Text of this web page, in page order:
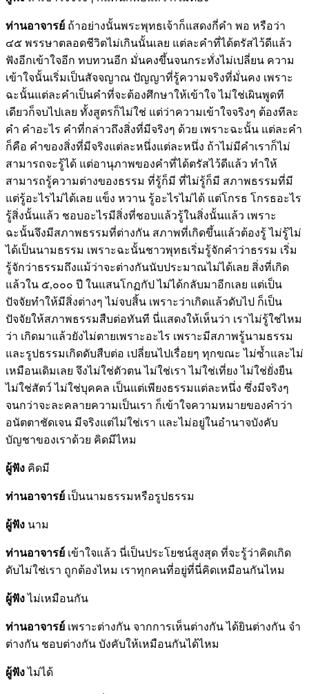
ท่านอาจารย์ ถ้าอย่างนั้นพระพุทธเจ้าก็แสดงกี่คำ พอ หรือว่า
๔๕ พรรษาตลอดชีวิตไม่เกินนั้นเลย แต่ละคำที่ได้ตรัสไว้ดีแล้ว
ฟังอีกเข้าใจอีก ทบทวนอีก มั่นคงขึ้นจนกระทั่งไม่เปลี่ยน ความ
เข้าใจนั้นเริ่มเป็นสัจจญาณ ปัญญาที่รู้ความจริงที่มั่นคง เพราะ
ฉะนั้นแต่ละคำเป็นคำที่จะต้องศึกษาให้เข้าใจ ไม่ใช่เผินพูดที
เดียวก็จบไปเลย ทั้งสูตรก็ไม่ใช่ แต่ว่าความเข้าใจจริงๆ ต้องทีละ
คำ คำอะไร คำที่กล่าวถึงสิ่งที่มีจริงๆ ด้วย เพราะฉะนั้น แต่ละคำ
ก็คือ คำของสิ่งที่มีจริงแต่ละหนึ่งแต่ละหนึ่ง ถ้าไม่มีคำเราก็ไม่
สามารถจะรู้ได้ แต่อานุภาพของคำที่ได้ตรัสไว้ดีแล้ว ทำให้
สามารถรู้ความต่างของธรรม ที่รู้ก็มี ที่ไม่รู้ก็มี สภาพธรรมที่มี
แต่รู้อะไรไม่ได้เลย แข็ง หวาน รู้อะไรไม่ได้ แต่โกรธ โกรธอะไร
รู้สิ่งนั้นแล้ว ชอบอะไรมีสิ่งที่ชอบแล้วรู้ในสิ่งนั้นแล้ว เพราะ
ฉะนั้นจึงมีสภาพธรรมที่ต่างกัน สภาพที่เกิดขึ้นแล้วต้องรู้ ไม่รู้ไม่
ได้เป็นนามธรรม เพราะฉะนั้นชาวพุทธเริ่มรู้จักคำว่าธรรม เริ่ม
รู้จักว่าธรรมถึงแม้ว่าจะต่างกันนับประมาณไม่ได้เลย สิ่งที่เกิด
แล้วใน ๕,๐๐๐ ปี ในแสนโกฏกัป ไม่ได้กลับมาอีกเลย แต่เป็น
ปัจจัยทำให้มีสิ่งต่างๆ ไม่จบสิ้น เพราะว่าเกิดแล้วดับไป ก็เป็น
ปัจจัยให้สภาพธรรมสืบต่อทันที นี่แสดงให้เห็นว่า เราไม่รู้ใช่ไหม
ว่า เกิดมาแล้วยังไม่ตายเพราะอะไร เพราะมีสภาพรู้นามธรรม
และรูปธรรมเกิดดับสืบต่อ เปลี่ยนไปเรื่อยๆ ทุกขณะ ไม่ซ้ำและไม่
เหมือนเดิมเลย จึงไม่ใช่ตัวตน ไม่ใช่เรา ไม่ใช่เที่ยง ไม่ใช่ยั่งยืน
ไม่ใช่สัตว์ ไม่ใช่บุคคล เป็นแต่เพียงธรรมแต่ละหนึ่ง ซึ่งมีจริงๆ
จนกว่าจะละคลายความเป็นเรา ก็เข้าใจความหมายของคำว่า
อนัตตาชัดเจน มีจริงแต่ไม่ใช่เรา และไม่อยู่ในอำนาจบังคับ
บัญชาของเราด้วย คิดมีไหม
ผู้ฟัง คิดมี
ท่านอาจารย์ เป็นนามธรรมหรือรูปธรรม
ผู้ฟัง นาม
ท่านอาจารย์ เข้าใจแล้ว นี่เป็นประโยชน์สูงสุด ที่จะรู้ว่าคิดเกิด
ดับไม่ใช่เรา ถูกต้องไหม เราทุกคนที่อยู่ที่นี่คิดเหมือนกันไหม
ผู้ฟังไม่เหมือนกัน
ท่านอาจารย์ เพราะต่างกัน จากการเห็นต่างกัน ได้ยินต่างกัน จำ
ต่างกัน ชอบต่างกัน บังคับให้เหมือนกันได้ไหม
ผู้ฟังไม่ได้